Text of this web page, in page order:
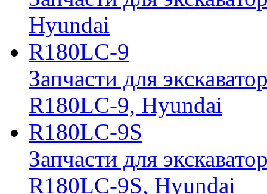
Hyundai
R180LC-9
Запчасти для
R180LC-9, Hyundai
R180LC-9S
Запчасти для
R180LC-9S, Hyundai